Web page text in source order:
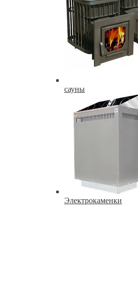
сауны
Электрокаменки